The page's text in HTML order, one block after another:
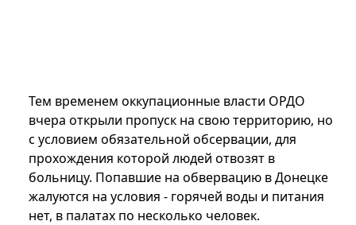
Тем временем оккупационные власти ОРДО
вчера открыли пропуск на свою территорию, но
с условием обязательной обсервации, для
прохождения которой людей отвозят в
больницу. Попавшие на обвервацию в Донецке
жалуются на условия - горячей воды и питания
нет, в палатах по несколько человек.